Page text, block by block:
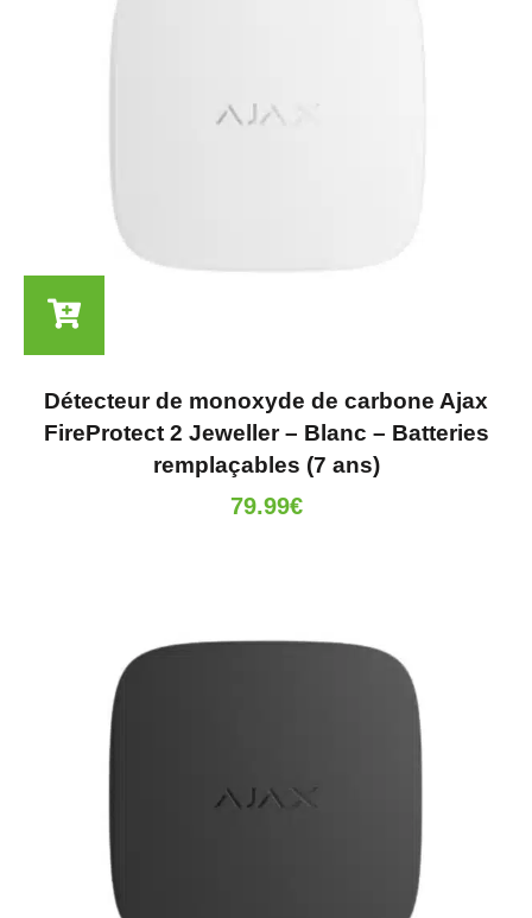
Détecteur de monoxyde de carbone Ajax
FireProtect 2 Jeweller – Blanc – Batteries
remplaçables (7 ans)
79.99€